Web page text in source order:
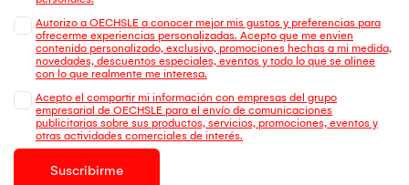
Autorizo a OECHSLE a conocer mejor mis gustos y preferencias para
ofrecerme experiencias personalizadas. Acepto que me envien
contenido personalizado, exclusivo, promociones hechas a mi medida,
novedades, descuentos especiales, eventos y todo lo que se alinee
con lo que realmente me interesa.
Acepto el compartir mi información con empresas del grupo
empresarial de OECHSLE para el envío de comunicaciones
publicitarias sobre sus productos, servicios, promociones, eventos y
otras actividades comerciales de interés.
Suscribirme